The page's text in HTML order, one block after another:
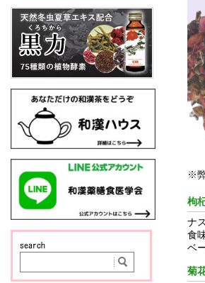
※
枸
ナ
食
ベ
菊